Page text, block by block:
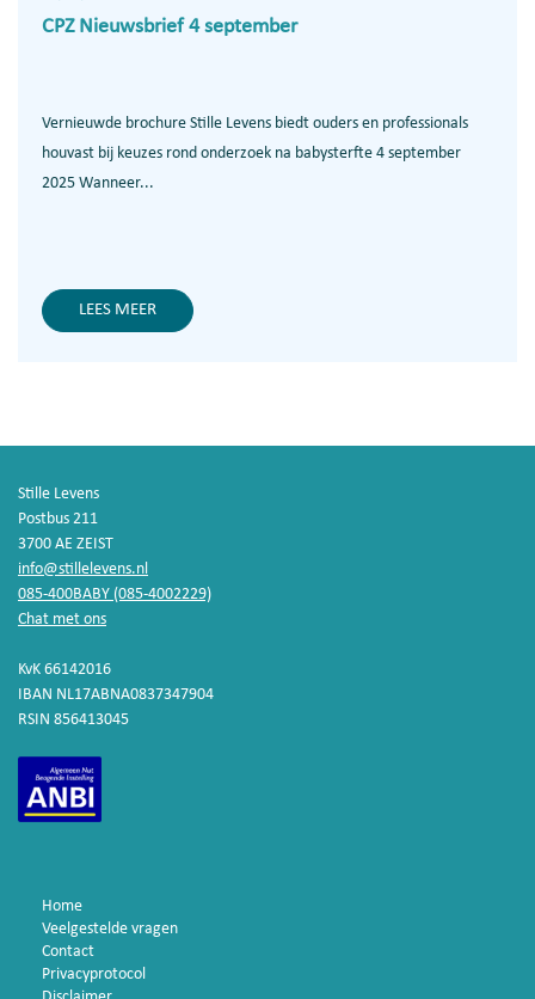
CPZ Nieuwsbrief 4 september
Vernieuwde brochure Stille Levens biedt ouders en professionals
houvast bij keuzes rond onderzoek na babysterfte 4 september
2025 Wanneer...
LEES MEER
Stille Levens
Postbus 211
3700 AE ZEIST
info@stillelevens.nl
085-400BABY (085-4002229)
Chat met ons
KvK 66142016
IBAN NL17ABNA0837347904
RSIN 856413045
Home
Veelgestelde vragen
Contact
Privacyprotocol